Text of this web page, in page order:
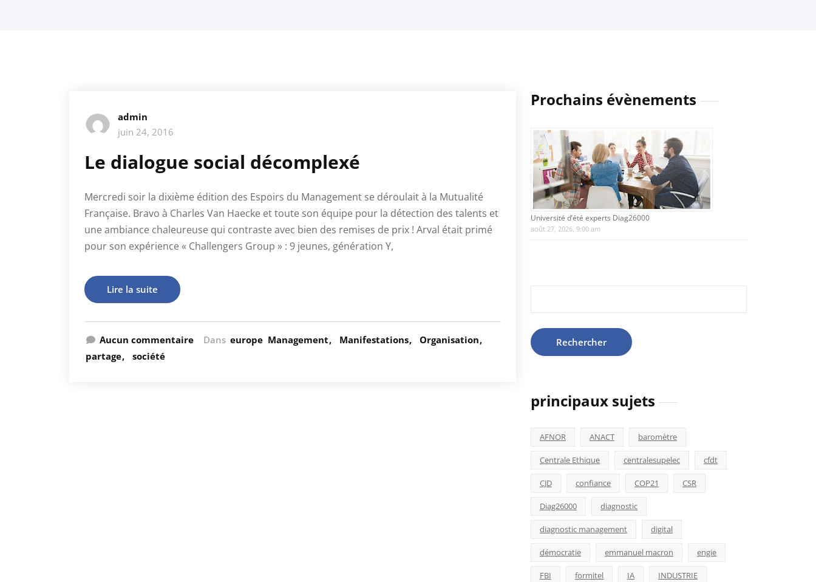
admin
juin 24, 2016
Le dialogue social décomplexé
Mercredi soir la dixième édition des Espoirs du Management se déroulait à la Mutualité
Française. Bravo à Charles Van Haecke et toute son équipe pour la détection des talents et
une ambiance chaleureuse qui contraste avec bien des remises de prix ! Arval était primé
pour son expérience « Challengers Group » : 9 jeunes, génération Y,
Lire la suite
Aucun commentaire Dans europe Management Manifestations
Organisation
partage
société
Prochains évènements
Université d’été experts Diag26000
août 27, 2026, 9:00 am
principaux sujets
AFNOR ANACT baromètre
Centrale Ethique centralesupelec cfdt
CJD confiance COP21 CSR
Diag26000 diagnostic
diagnostic management digital
démocratie emmanuel macron engie
FBI formitel IA INDUSTRIE